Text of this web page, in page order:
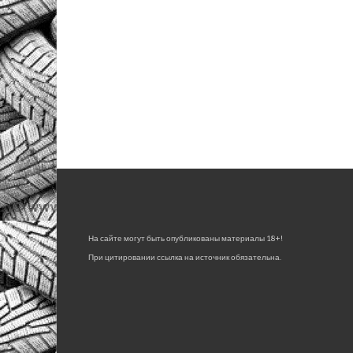
На сайте могут быть опубликованы материалы 18+!
При цитировании ссылка на источник обязательна.